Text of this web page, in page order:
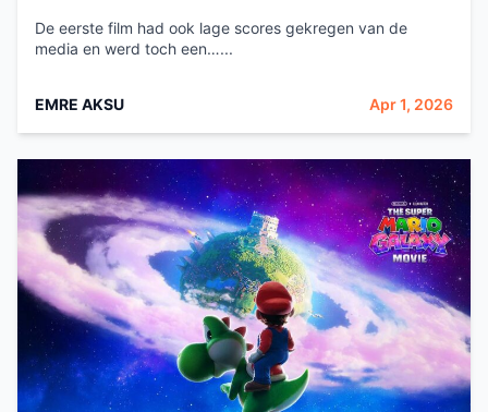
De eerste film had ook lage scores gekregen van de
media en werd toch een…...
EMRE AKSU Apr 1, 2026